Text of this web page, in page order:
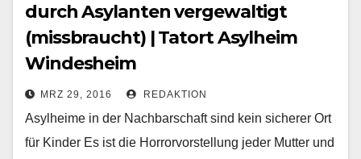
durch Asylanten vergewaltigt
(missbraucht) | Tatort Asylheim
Windesheim
MRZ 29, 2016 REDAKTION
Asylheime in der Nachbarschaft sind kein sicherer Ort
für Kinder Es ist die Horrorvorstellung jeder Mutter und